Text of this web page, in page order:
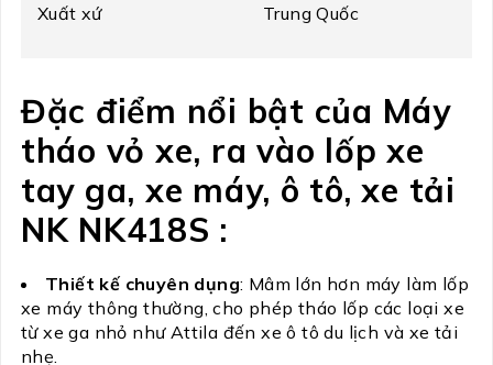
Xuất xứ Trung Quốc
Đặc điểm nổi bật của Máy
tháo vỏ xe, ra vào lốp xe
tay ga, xe máy, ô tô, xe tải
NK NK418S :
Thiết kế chuyên dụng: Mâm lớn hơn máy làm lốp
xe máy thông thường, cho phép tháo lốp các loại xe
từ xe ga nhỏ như Attila đến xe ô tô du lịch và xe tải
nhẹ.